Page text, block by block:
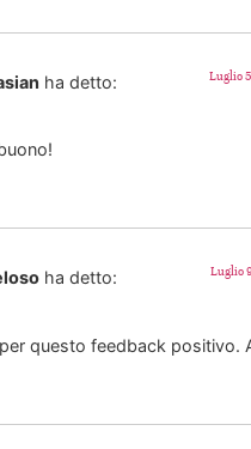
ha detto: Luglio
ha detto: Luglio
questo feedback positivo.